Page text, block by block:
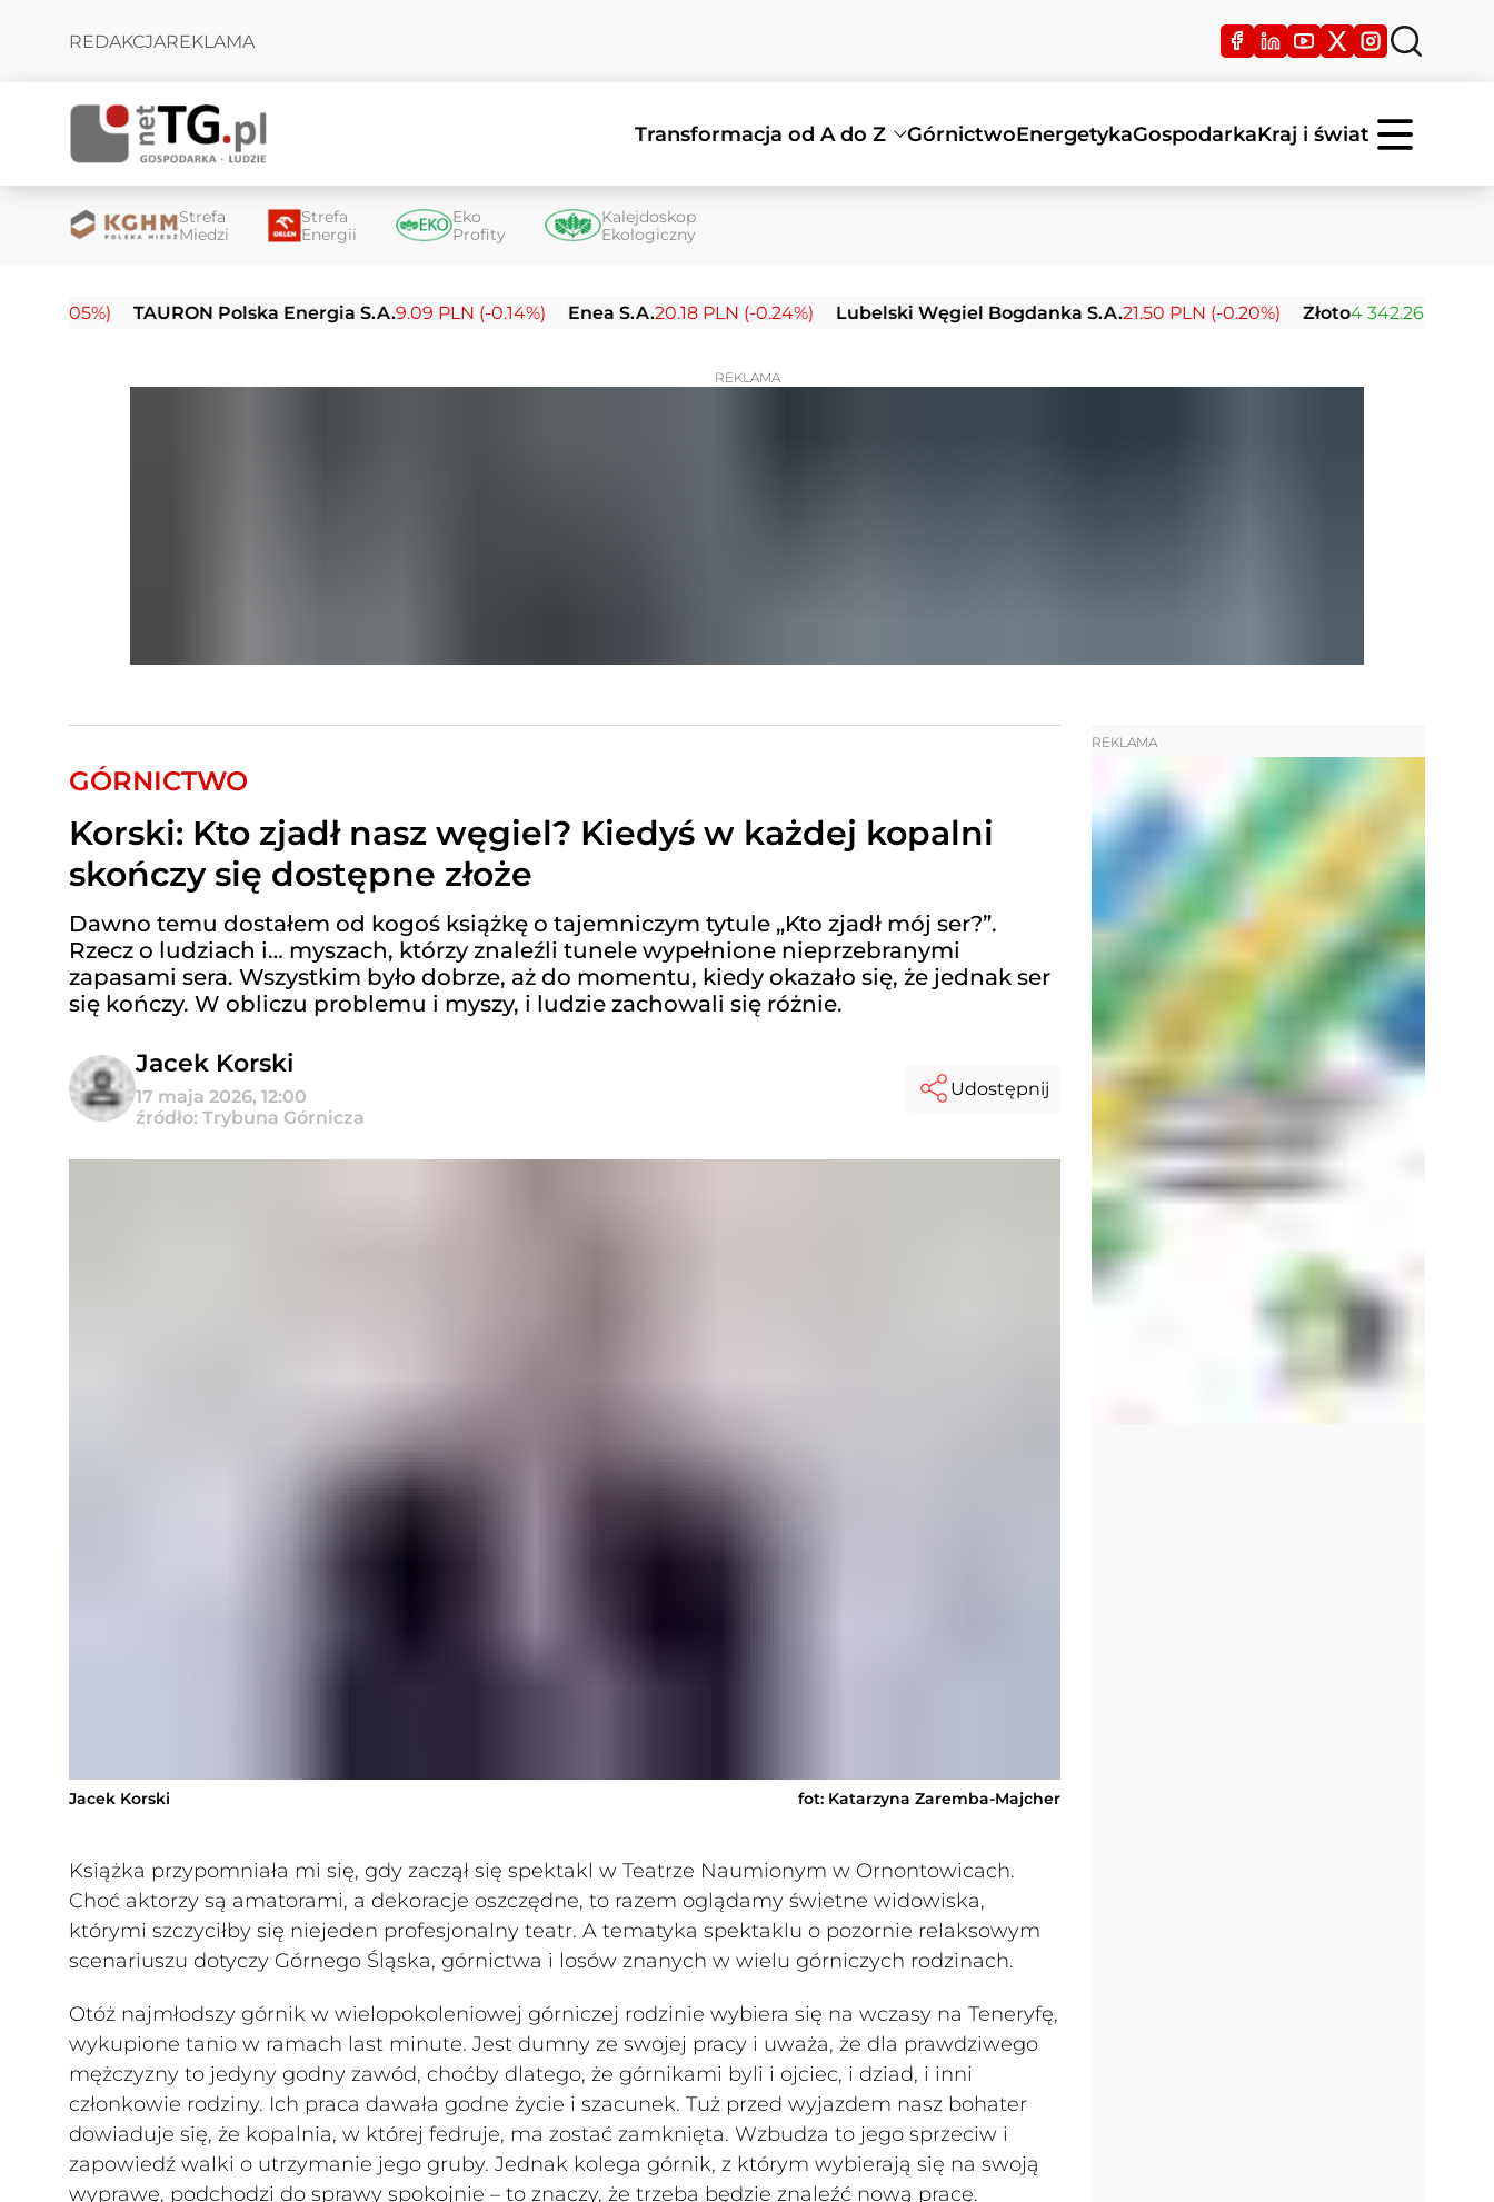
REDAKCJAREKLAMA
Transformacja od A do Z GórnictwoEnergetykaGospodarkaKraj i świat
Strefa
Miedzi
Strefa
Energii
Eko
Profity
Kalejdoskop
Ekologiczny
TAURON Polska Energia S.A.9.09 PLN (-0.14%) Enea S.A.20.18 PLN (-0.24%) Lubelski Węgiel Bogdanka S.A.21.50 PLN (-0.20%) Złoto4 342.26 USD (0.00%)
REKLAMA
GÓRNICTWO
Korski: Kto zjadł nasz węgiel? Kiedyś w każdej kopalni
skończy się dostępne złoże
Dawno temu dostałem od kogoś książkę o tajemniczym tytule „Kto zjadł mój ser?”.
Rzecz o ludziach i… myszach, którzy znaleźli tunele wypełnione nieprzebranymi
zapasami sera. Wszystkim było dobrze, aż do momentu, kiedy okazało się, że jednak ser
się kończy. W obliczu problemu i myszy, i ludzie zachowali się różnie.
Jacek Korski
17 maja 2026, 12:00
źródło: Trybuna Górnicza
Udostępnij
Jacek Korski fot: Katarzyna Zaremba-Majcher
Książka przypomniała mi się, gdy zaczął się spektakl w Teatrze Naumionym w Ornontowicach.
Choć aktorzy są amatorami, a dekoracje oszczędne, to razem oglądamy świetne widowiska,
którymi szczyciłby się niejeden profesjonalny teatr. A tematyka spektaklu o pozornie relaksowym
scenariuszu dotyczy Górnego Śląska, górnictwa i losów znanych w wielu górniczych rodzinach.
Otóż najmłodszy górnik w wielopokoleniowej górniczej rodzinie wybiera się na wczasy na Teneryfę,
wykupione tanio w ramach last minute. Jest dumny ze swojej pracy i uważa, że dla prawdziwego
mężczyzny to jedyny godny zawód, choćby dlatego, że górnikami byli i ojciec, i dziad, i inni
członkowie rodziny. Ich praca dawała godne życie i szacunek. Tuż przed wyjazdem nasz bohater
dowiaduje się, że kopalnia, w której fedruje, ma zostać zamknięta. Wzbudza to jego sprzeciw i
zapowiedź walki o utrzymanie jego gruby. Jednak kolega górnik, z którym wybierają się na swoją
wyprawę, podchodzi do sprawy spokojnie – to znaczy, że trzeba będzie znaleźć nową pracę.
REKLAMA